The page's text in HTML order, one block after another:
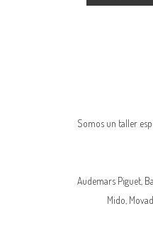
Somos un taller
Audemars Piguet,
Mido,